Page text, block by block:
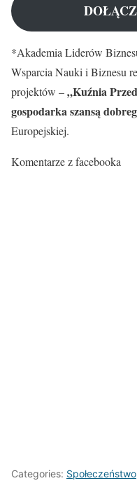
*Akademia Liderów
Wsparcia Nauki i Biznesu
projektów –„Kuźnia
gospodarka szansą
Europejskiej.
Komentarze z facebooka
Categories: Społeczeństwo